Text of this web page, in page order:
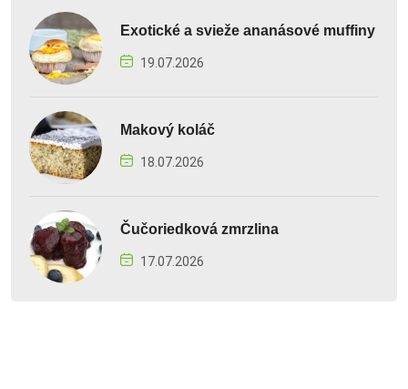
Exotické a svieže ananásové muffiny
19.07.2026
Makový koláč
18.07.2026
Čučoriedková zmrzlina
17.07.2026